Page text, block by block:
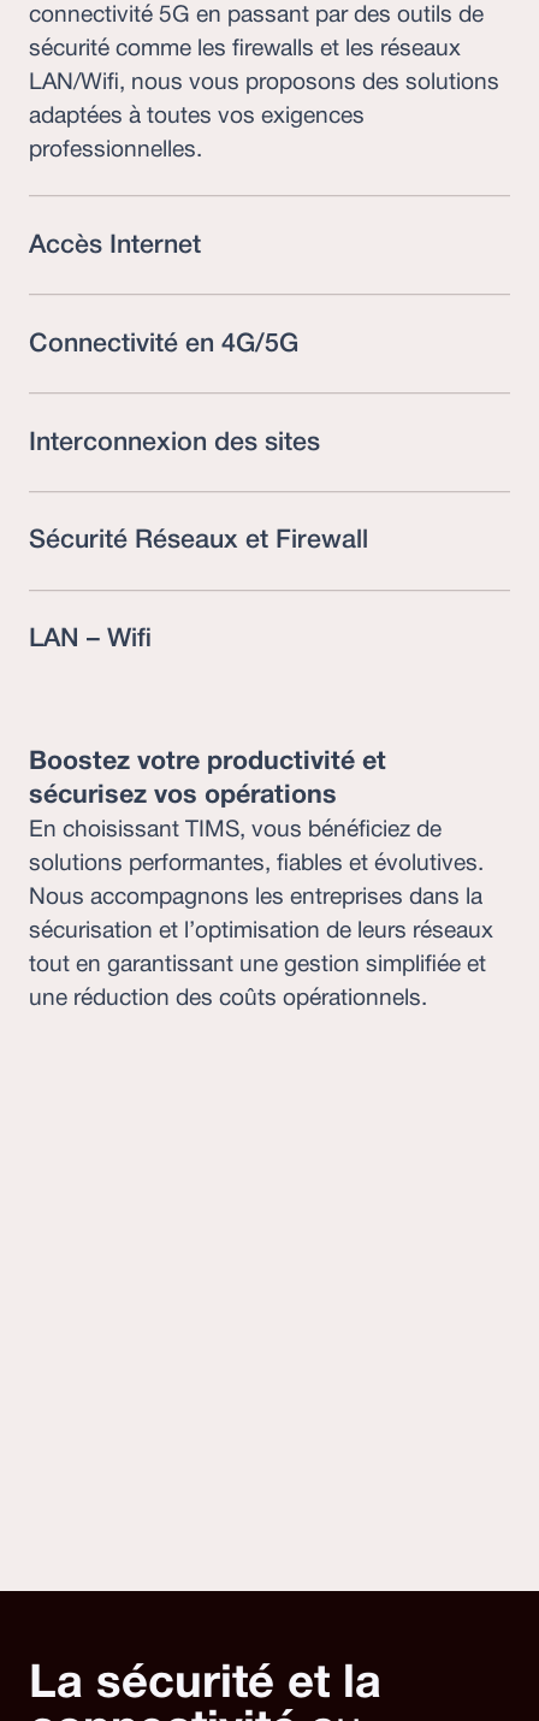
connectivité 5G en passant par des outils de
sécurité comme les firewalls et les réseaux
LAN/Wifi, nous vous proposons des solutions
adaptées à toutes vos exigences
professionnelles.
Accès Internet
Connectivité en 4G/5G
Interconnexion des sites
Sécurité Réseaux et Firewall
LAN – Wifi
Boostez votre productivité et
sécurisez vos opérations
En choisissant TIMS, vous bénéficiez de
solutions performantes, fiables et évolutives.
Nous accompagnons les entreprises dans la
sécurisation et l’optimisation de leurs réseaux
tout en garantissant une gestion simplifiée et
une réduction des coûts opérationnels.
La sécurité et la